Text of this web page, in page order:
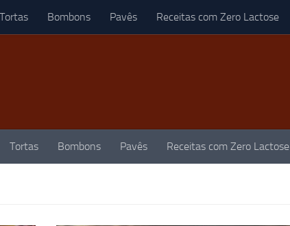
Tortas Bombons Pavês Receitas com Zero Lactose
Tortas Bombons Pavês Receitas com Zero Lactose